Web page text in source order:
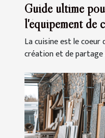
Guide ultime
l'équipement de
La cuisine est le coeur
création et de partage